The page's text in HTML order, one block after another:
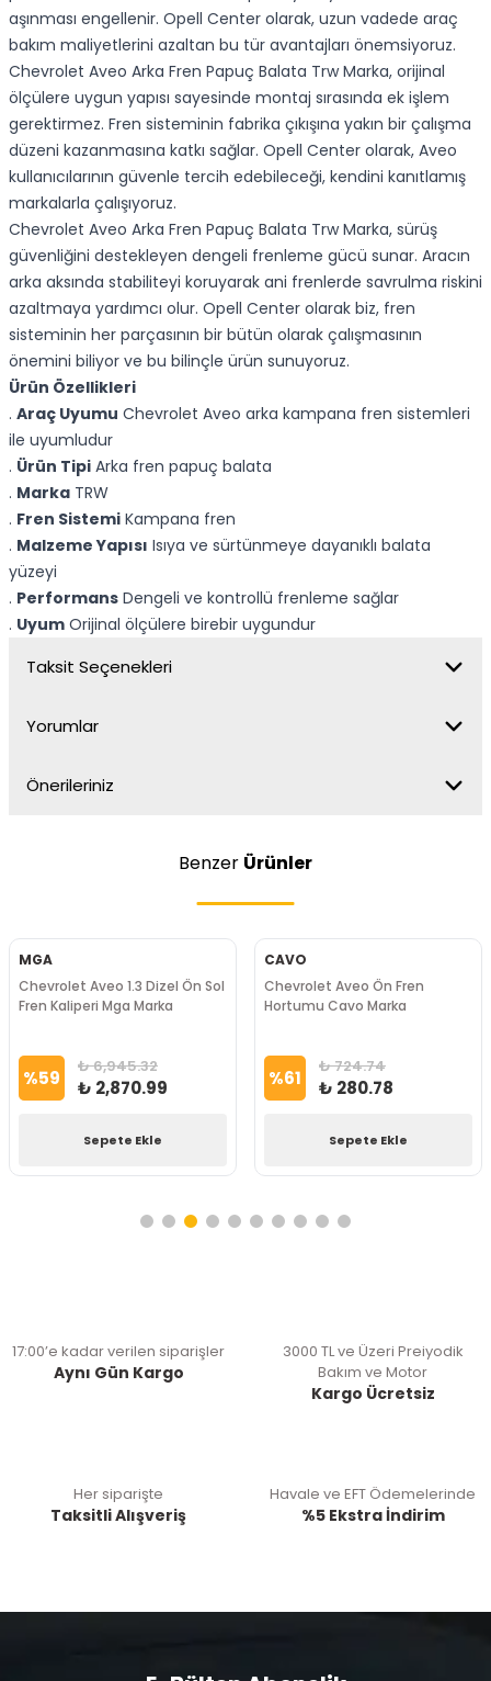
aşınması engellenir. Opell Center olarak, uzun vadede araç
bakım maliyetlerini azaltan bu tür avantajları önemsiyoruz.
Chevrolet Aveo Arka Fren Papuç Balata Trw Marka, orijinal
ölçülere uygun yapısı sayesinde montaj sırasında ek işlem
gerektirmez. Fren sisteminin fabrika çıkışına yakın bir çalışma
düzeni kazanmasına katkı sağlar. Opell Center olarak, Aveo
kullanıcılarının güvenle tercih edebileceği, kendini kanıtlamış
markalarla çalışıyoruz.
Chevrolet Aveo Arka Fren Papuç Balata Trw Marka, sürüş
güvenliğini destekleyen dengeli frenleme gücü sunar. Aracın
arka aksında stabiliteyi koruyarak ani frenlerde savrulma riskini
azaltmaya yardımcı olur. Opell Center olarak biz, fren
sisteminin her parçasının bir bütün olarak çalışmasının
önemini biliyor ve bu bilinçle ürün sunuyoruz.
Ürün Özellikleri
. Araç Uyumu Chevrolet Aveo arka kampana fren sistemleri
ile uyumludur
. Ürün Tipi Arka fren papuç balata
. Marka TRW
. Fren Sistemi Kampana fren
. Malzeme Yapısı Isıya ve sürtünmeye dayanıklı balata
yüzeyi
. Performans Dengeli ve kontrollü frenleme sağlar
. Uyum Orijinal ölçülere birebir uygundur
Taksit Seçenekleri
Yorumlar
Önerileriniz
Benzer Ürünler
MGA
Chevrolet Aveo 1.3 Dizel Ön Sol
Fren Kaliperi Mga Marka
%59 ₺ 6,945.32
₺ 2,870.99
Sepete Ekle
CAVO
Chevrolet Aveo Ön Fren
Hortumu Cavo Marka
%61 ₺ 724.74
₺ 280.78
Sepete Ekle
17:00’e kadar verilen siparişler
Aynı Gün Kargo
3000 TL ve Üzeri Preiyodik
Bakım ve Motor
Kargo Ücretsiz
Her siparişte
Taksitli Alışveriş
Havale ve EFT Ödemelerinde
%5 Ekstra İndirim